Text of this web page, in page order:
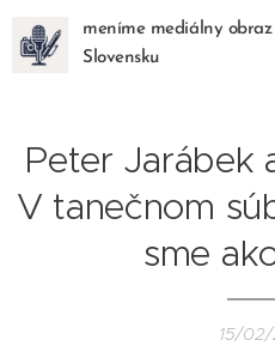
meníme mediálny
Slovensku
Peter Jarábek
V tanečnom
sme
15/